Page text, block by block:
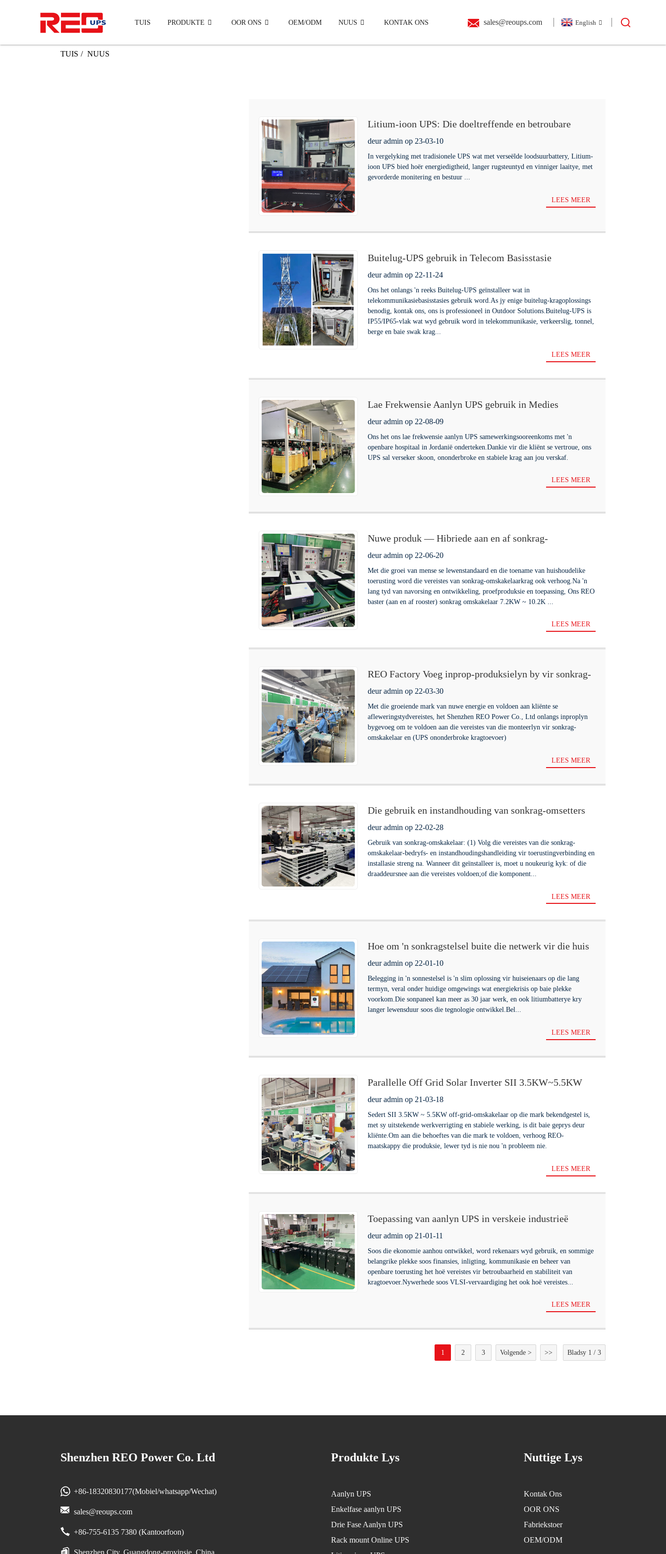
TUIS PRODUKTE OOR ONS OEM/ODM NUUS KONTAK ONS sales@reoups.com English
TUIS NUUS
Litium-ioon UPS: Die doeltreffende en betroubare
oplossing vir u belangrike toestelle
deur admin op 23-03-10
In vergelyking met tradisionele UPS wat met verseëlde loodsuurbattery, Litium-
ioon UPS bied hoër energiedigtheid, langer rugsteuntyd en vinniger laaitye, met
gevorderde monitering en bestuur ...
LEES MEER
Buitelug-UPS gebruik in Telecom Basisstasie
deur admin op 22-11-24
Ons het onlangs 'n reeks Buitelug-UPS geïnstalleer wat in
telekommunikasiebasisstasies gebruik word.As jy enige buitelug-kragoplossings
benodig, kontak ons, ons is professioneel in Outdoor Solutions.Buitelug-UPS is
IP55/IP65-vlak wat wyd gebruik word in telekommunikasie, verkeerslig, tonnel,
berge en baie swak krag...
LEES MEER
Lae Frekwensie Aanlyn UPS gebruik in Medies
deur admin op 22-08-09
Ons het ons lae frekwensie aanlyn UPS samewerkingsooreenkoms met 'n
openbare hospitaal in Jordanië onderteken.Dankie vir die kliënt se vertroue, ons
UPS sal verseker skoon, ononderbroke en stabiele krag aan jou verskaf.
LEES MEER
Nuwe produk — Hibriede aan en af ​​sonkrag-
omskakelaar MX II-reeks 7.2KW~10.2KW
deur admin op 22-06-20
Met die groei van mense se lewenstandaard en die toename van huishoudelike
toerusting word die vereistes van sonkrag-omskakelaarkrag ook verhoog.Na 'n
lang tyd van navorsing en ontwikkeling, proefproduksie en toepassing, Ons REO
baster (aan en af ​​rooster) sonkrag omskakelaar 7.2KW ~ 10.2K ...
LEES MEER
REO Factory Voeg inprop-produksielyn by vir sonkrag-
omskakelaar en UPS-krag
deur admin op 22-03-30
Met die groeiende mark van nuwe energie en voldoen aan kliënte se
afleweringstydvereistes, het Shenzhen REO Power Co., Ltd onlangs inproplyn
bygevoeg om te voldoen aan die vereistes van die monteerlyn vir sonkrag-
omskakelaar en (UPS ononderbroke kragtoevoer)
LEES MEER
Die gebruik en instandhouding van sonkrag-omsetters
deur admin op 22-02-28
Gebruik van sonkrag-omskakelaar: (1) Volg die vereistes van die sonkrag-
omskakelaar-bedryfs- en instandhoudingshandleiding vir toerustingverbinding en
installasie streng na. Wanneer dit geïnstalleer is, moet u noukeurig kyk: of die
draaddeursnee aan die vereistes voldoen;of die komponent...
LEES MEER
Hoe om 'n sonkragstelsel buite die netwerk vir die huis
te grootte
deur admin op 22-01-10
Belegging in 'n sonnestelsel is 'n slim oplossing vir huiseienaars op die lang
termyn, veral onder huidige omgewings wat energiekrisis op baie plekke
voorkom.Die sonpaneel kan meer as 30 jaar werk, en ook litiumbatterye kry
langer lewensduur soos die tegnologie ontwikkel.Bel...
LEES MEER
Parallelle Off Grid Solar Inverter SII 3.5KW~5.5KW
Massaproduksie
deur admin op 21-03-18
Sedert SII 3.5KW ~ 5.5KW off-grid-omskakelaar op die mark bekendgestel is,
met sy uitstekende werkverrigting en stabiele werking, is dit baie geprys deur
kliënte.Om aan die behoeftes van die mark te voldoen, verhoog REO-
maatskappy die produksie, lewer tyd is nie nou 'n probleem nie.
LEES MEER
Toepassing van aanlyn UPS in verskeie industrieë
deur admin op 21-01-11
Soos die ekonomie aanhou ontwikkel, word rekenaars wyd gebruik, en sommige
belangrike plekke soos finansies, inligting, kommunikasie en beheer van
openbare toerusting het hoë vereistes vir betroubaarheid en stabiliteit van
kragtoevoer.Nywerhede soos VLSI-vervaardiging het ook hoë vereistes...
LEES MEER
1 2 3 Volgende > >> Bladsy 1 / 3
Shenzhen REO Power Co. Ltd
+86-18320830177(Mobiel/whatsapp/Wechat)
sales@reoups.com
+86-755-6135 7380 (Kantoorfoon)
Produkte Lys
Aanlyn UPS
Enkelfase aanlyn UPS
Drie Fase Aanlyn UPS
Rack mount Online UPS
Nuttige Lys
Kontak Ons
OOR ONS
Fabriekstoer
OEM/ODM